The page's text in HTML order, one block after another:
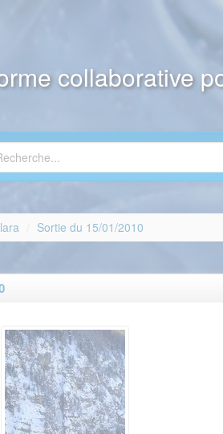
collaborative
Sortie du 15/01/2010